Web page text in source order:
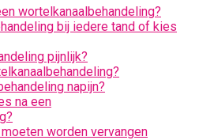
wortelkanaalbehandeling?
bij iedere tand of kies
pijnlijk?
napijn?
na een
worden vervangen